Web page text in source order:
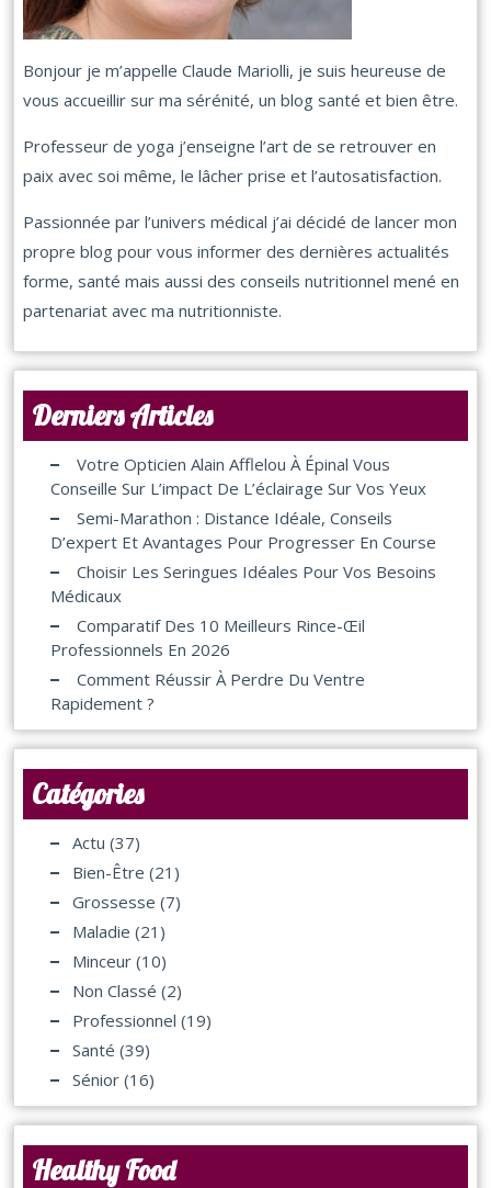
Bonjour je m’appelle Claude Mariolli, je suis heureuse de
vous accueillir sur ma sérénité, un blog santé et bien être.
Professeur de yoga j’enseigne l’art de se retrouver en
paix avec soi même, le lâcher prise et l’autosatisfaction.
Passionnée par l’univers médical j’ai décidé de lancer mon
propre blog pour vous informer des dernières actualités
forme, santé mais aussi des conseils nutritionnel mené en
partenariat avec ma nutritionniste.
Derniers Articles
Votre Opticien Alain Afflelou À Épinal Vous
Conseille Sur L’impact De L’éclairage Sur Vos Yeux
Semi-Marathon : Distance Idéale, Conseils
D’expert Et Avantages Pour Progresser En Course
Choisir Les Seringues Idéales Pour Vos Besoins
Médicaux
Comparatif Des 10 Meilleurs Rince-Œil
Professionnels En 2026
Comment Réussir À Perdre Du Ventre
Rapidement ?
Catégories
Actu (37)
Bien-Être (21)
Grossesse (7)
Maladie (21)
Minceur (10)
Non Classé (2)
Professionnel (19)
Santé (39)
Sénior (16)
Healthy Food